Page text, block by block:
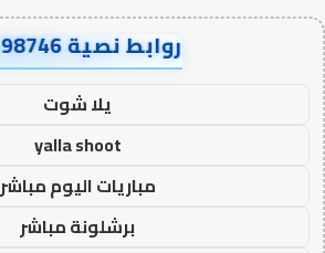
روابط نصية AA98746
يلا شوت
yalla shoot
مباريات اليوم مباشر
برشلونة مباشر